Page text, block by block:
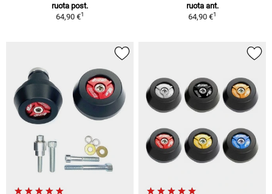
ruota post.
64,90 €1
ruota ant.
64,90 €1